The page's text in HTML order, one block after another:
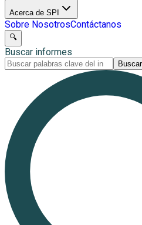
Acerca de SPI
Sobre NosotrosContáctanos
🔍
Buscar informes
Buscar